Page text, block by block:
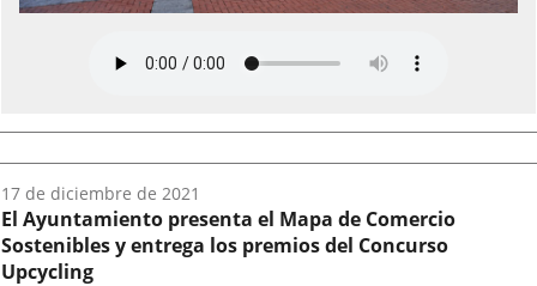
Fecha
del
audio:
17 de diciembre de 2021
El Ayuntamiento presenta el Mapa de Comercio
Sostenibles y entrega los premios del Concurso
Upcycling